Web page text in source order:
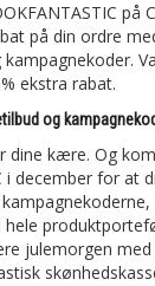
på
på din ordre
kampagnekoder.
ekstra rabat.
og
dine kære. Og
i december for at
hele
julemorgen